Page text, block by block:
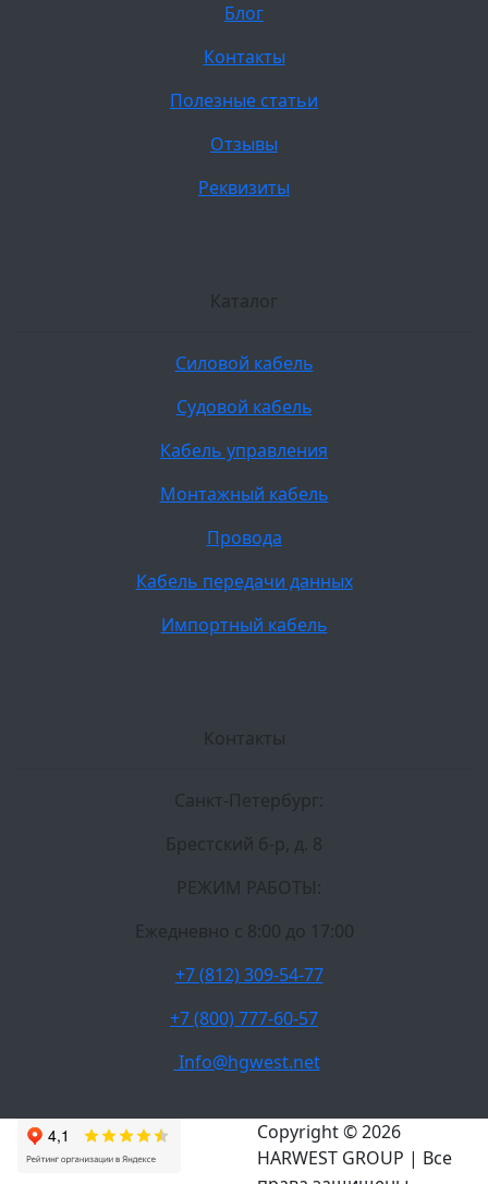
Блог
Контакты
Полезные статьи
Отзывы
Реквизиты
Каталог
Силовой кабель
Судовой кабель
Кабель управления
Монтажный кабель
Провода
Кабель передачи данных
Импортный кабель
Контакты
Санкт-Петербург:
Брестский б-р, д. 8
РЕЖИМ РАБОТЫ:
Ежедневно c 8:00 до 17:00
+7 (812) 309-54-77
+7 (800) 777-60-57
Info@hgwest.net
Copyright © 2026
HARWEST GROUP | Все